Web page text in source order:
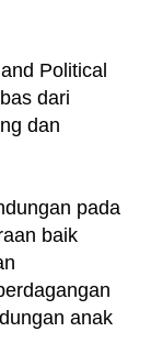
Political
dari
dan
pada
baik
anak